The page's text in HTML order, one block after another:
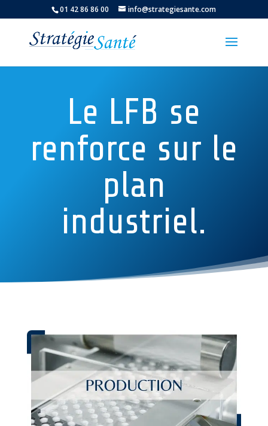
01 42 86 86 00 info@strategiesante.com
Le LFB se
renforce sur le
plan
industriel.